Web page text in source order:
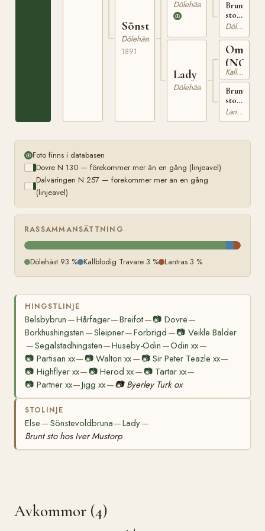
Sönstevoldbruna
Dölehäst
1891
222
Dölehäst
Lady
Dölehäst
Brunt
sto
född
på
Kvåle
Dölehäst
Omer
(NO)
Kallblodig Travare
Brunt
sto
hos
Iver
Lantras
Foto finns i databasen
Dovre N 130 — förekommer mer än en gång (linjeavel)
Dalväringen N 257 — förekommer mer än en gång
(linjeavel)
RASSAMMANSÄTTNING
Dölehäst 93 % Kallblodig Travare 3 % Lantras 3 %
HINGSTLINJE
Belsbybrun —Hårfager—Breifot—📷 Dovre—
Borkhushingsten —Sleipner—Forbrigd —📷 Veikle Balder
—Segalstadhingsten—Huseby-Odin —Odin xx—
📷 Partisan xx— 📷Walton xx— 📷 Sir Peter Teazle xx—
📷 Highflyer xx— 📷Herod xx— 📷 Tartar xx—
📷 Partner xx—Jigg xx—📷 Byerley Turk ox
STOLINJE
Else —Sönstevoldbruna—Lady—
Brunt sto hos Iver Mustorp
Avkommor (4)